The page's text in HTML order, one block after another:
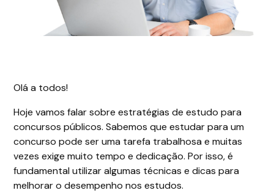
Olá a todos!
Hoje vamos falar sobre estratégias de estudo para
concursos públicos. Sabemos que estudar para um
concurso pode ser uma tarefa trabalhosa e muitas
vezes exige muito tempo e dedicação. Por isso, é
fundamental utilizar algumas técnicas e dicas para
melhorar o desempenho nos estudos.